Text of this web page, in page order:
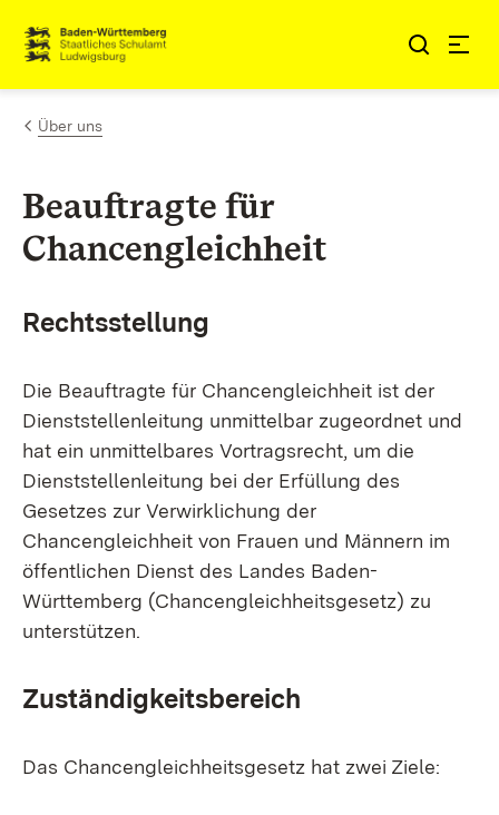
Zum Inhalt springen
Link zur Startseite
Über uns
Beauftragte für
Chancengleichheit
Rechtsstellung
Die Beauftragte für Chancengleichheit ist der
Dienststellenleitung unmittelbar zugeordnet und
hat ein unmittelbares Vortragsrecht, um die
Dienststellenleitung bei der Erfüllung des
Gesetzes zur Verwirklichung der
Chancengleichheit von Frauen und Männern im
öffentlichen Dienst des Landes Baden-
Württemberg (Chancengleichheitsgesetz) zu
unterstützen.
Zuständigkeitsbereich
Das Chancengleichheitsgesetz hat zwei Ziele: